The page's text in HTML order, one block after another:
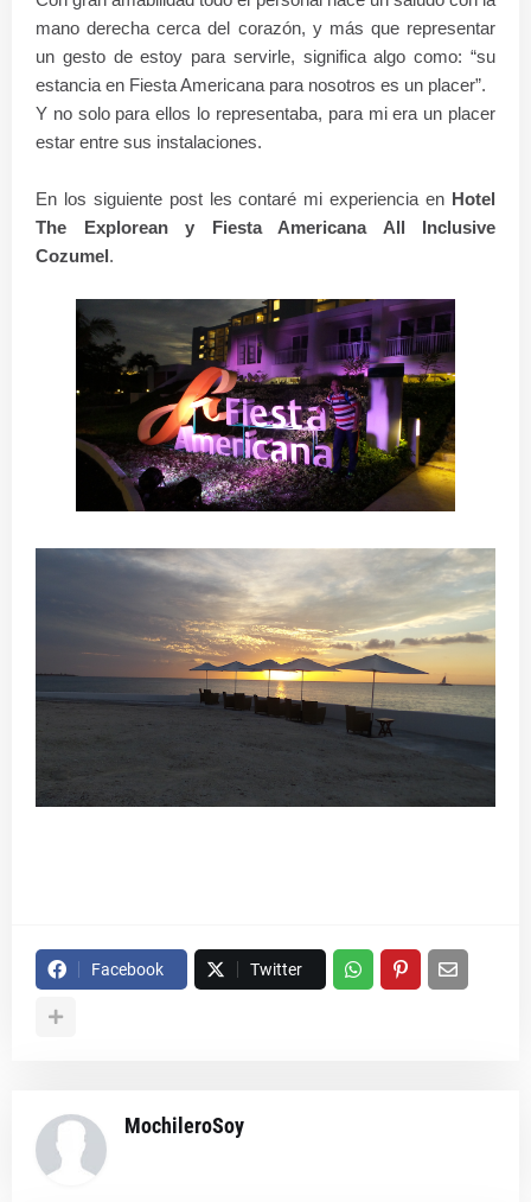
mano derecha cerca del corazón, y más que representar
un gesto de estoy para servirle, significa algo como: “su
estancia en Fiesta Americana para nosotros es un placer”.
Y no solo para ellos lo representaba, para mi era un placer
estar entre sus instalaciones.
En los siguiente post les contaré mi experiencia en Hotel
The Explorean y Fiesta Americana All Inclusive
Cozumel.
Facebook Twitter
MochileroSoy